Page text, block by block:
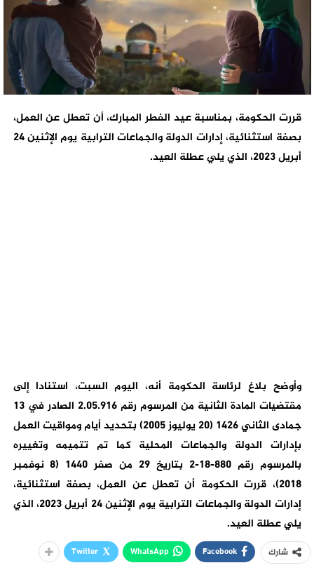
قررت الحكومة، بمناسبة عيد الفطر المبارك، أن تعطل عن العمل،
بصفة استثنائية، إدارات الدولة والجماعات ‏الترابية ‏يوم الإثنين 24
أبريل 2023، الذي يلي عطلة العيد.
وأوضح بلاغ لرئاسة الحكومة أنه، اليوم السبت، استنادا إلى
مقتضيات المادة الثانية من المرسوم رقم 2.05.916 الصادر في 13
جمادى الثاني 1426 (20 يوليوز 2005) بتحديد أيام ومواقيت العمل
بإدارات الدولة والجماعات المحلية كما تم تتميمه وتغييره
بالمرسوم رقم 880-18-2 بتاريخ 29 من صفر 1440 ‏‏(8 نوفمبر
2018)،‎ قررت الحكومة أن تعطل عن العمل، بصفة استثنائية،
إدارات الدولة والجماعات ‏الترابية ‏يوم الإثنين 24 أبريل 2023، الذي
يلي عطلة العيد.
شارك Facebook
WhatsApp
Twitter